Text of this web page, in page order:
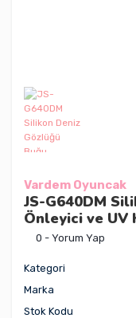
Vardem Oyuncak
JS-G640DM
Önleyici ve UV
0 - Yorum Yap
Kategori
Marka
Stok Kodu